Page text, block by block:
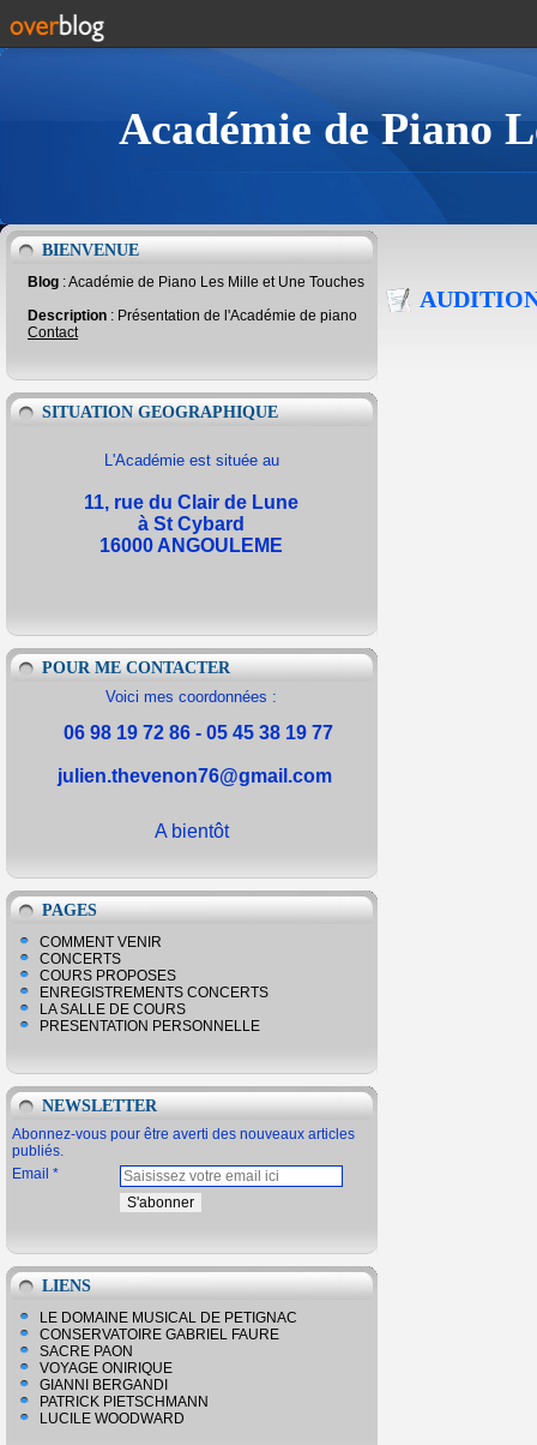
Académie de Piano
BIENVENUE
Blog : Académie de Piano Les Mille et Une Touches
Description : Présentation de l'Académie de piano
Contact
SITUATION GEOGRAPHIQUE
L'Académie est située au
11, rue du Clair de Lune
à St Cybard
16000 ANGOULEME
POUR ME CONTACTER
Voici mes coordonnées :
06 98 19 72 86 - 05 45 38 19 77
julien.thevenon76@gmail.com
A bientôt
PAGES
COMMENT VENIR
CONCERTS
COURS PROPOSES
ENREGISTREMENTS CONCERTS
LA SALLE DE COURS
PRESENTATION PERSONNELLE
NEWSLETTER
Abonnez-vous pour être averti des nouveaux articles
publiés.
Email
LIENS
LE DOMAINE MUSICAL DE PETIGNAC
CONSERVATOIRE GABRIEL FAURE
SACRE PAON
VOYAGE ONIRIQUE
GIANNI BERGANDI
PATRICK PIETSCHMANN
LUCILE WOODWARD